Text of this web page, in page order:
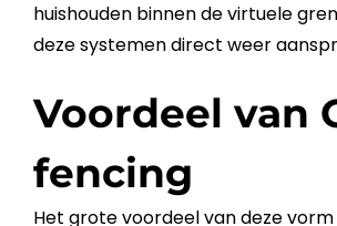
huishouden binnen de virtuele
deze systemen direct weer
Voordeel van
fencing
Het grote voordeel van deze